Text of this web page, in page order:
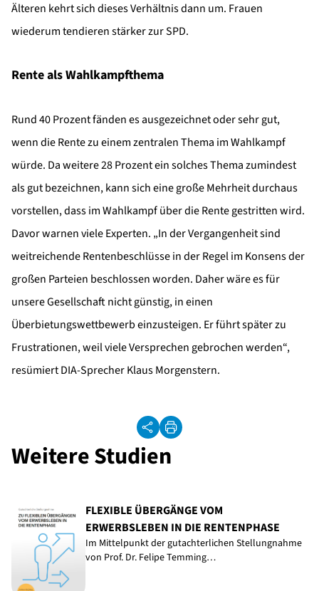
Älteren kehrt sich dieses Verhältnis dann um. Frauen
wiederum tendieren stärker zur SPD.
Rente als Wahlkampfthema
Rund 40 Prozent fänden es ausgezeichnet oder sehr gut,
wenn die Rente zu einem zentralen Thema im Wahlkampf
würde. Da weitere 28 Prozent ein solches Thema zumindest
als gut bezeichnen, kann sich eine große Mehrheit durchaus
vorstellen, dass im Wahlkampf über die Rente gestritten wird.
Davor warnen viele Experten. „In der Vergangenheit sind
weitreichende Rentenbeschlüsse in der Regel im Konsens der
großen Parteien beschlossen worden. Daher wäre es für
unsere Gesellschaft nicht günstig, in einen
Überbietungswettbewerb einzusteigen. Er führt später zu
Frustrationen, weil viele Versprechen gebrochen werden“,
resümiert DIA-Sprecher Klaus Morgenstern.
Weitere Studien
FLEXIBLE ÜBERGÄNGE VOM
ERWERBSLEBEN IN DIE RENTENPHASE
Im Mittelpunkt der gutachterlichen Stellungnahme
von Prof. Dr. Felipe Temming…